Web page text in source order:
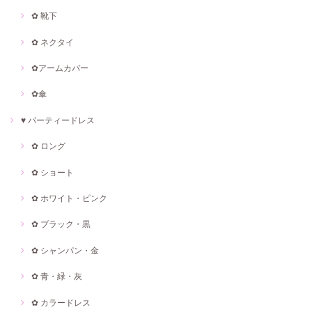
✿ 靴下
✿ ネクタイ
✿アームカバー
✿傘
♥ パーティードレス
✿ ロング
✿ ショート
✿ ホワイト・ピンク
✿ ブラック・黒
✿ シャンパン・金
✿ 青・緑・灰
✿ カラードレス